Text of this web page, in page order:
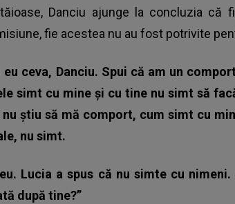
Danciu ajunge la concluzia că
fie acestea nu au fost potrivite
ceva, Danciu. Spui că am un
simt cu mine și cu tine nu simt să
știu să mă comport, cum simt cu
nu simt.
Lucia a spus că nu simte cu nimeni.
după tine?”